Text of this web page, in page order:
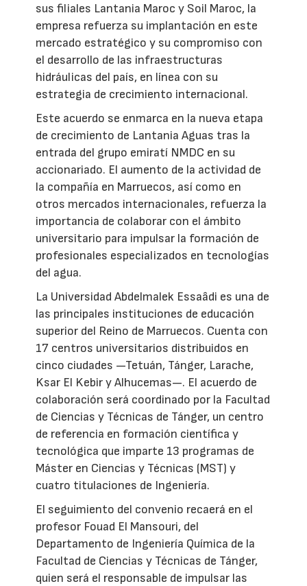
sus filiales Lantania Maroc y Soil Maroc, la
empresa refuerza su implantación en este
mercado estratégico y su compromiso con
el desarrollo de las infraestructuras
hidráulicas del país, en línea con su
estrategia de crecimiento internacional.
Este acuerdo se enmarca en la nueva etapa
de crecimiento de Lantania Aguas tras la
entrada del grupo emiratí NMDC en su
accionariado. El aumento de la actividad de
la compañía en Marruecos, así como en
otros mercados internacionales, refuerza la
importancia de colaborar con el ámbito
universitario para impulsar la formación de
profesionales especializados en tecnologías
del agua.
La Universidad Abdelmalek Essaâdi es una de
las principales instituciones de educación
superior del Reino de Marruecos. Cuenta con
17 centros universitarios distribuidos en
cinco ciudades —Tetuán, Tánger, Larache,
Ksar El Kebir y Alhucemas—. El acuerdo de
colaboración será coordinado por la Facultad
de Ciencias y Técnicas de Tánger, un centro
de referencia en formación científica y
tecnológica que imparte 13 programas de
Máster en Ciencias y Técnicas (MST) y
cuatro titulaciones de Ingeniería.
El seguimiento del convenio recaerá en el
profesor Fouad El Mansouri, del
Departamento de Ingeniería Química de la
Facultad de Ciencias y Técnicas de Tánger,
quien será el responsable de impulsar las